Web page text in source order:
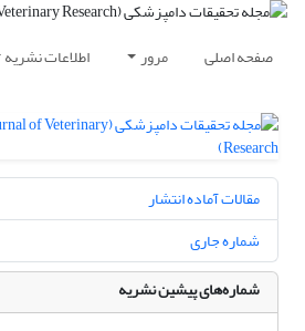
صفحه اصلی مرور اطلاعات نشریه
مقالات آماده انتشار
شماره جاری
شماره‌های پیشین نشریه